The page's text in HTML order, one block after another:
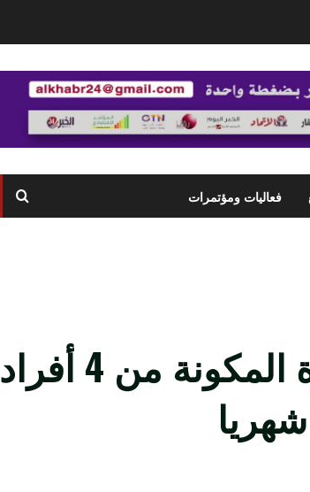
فعاليات ومؤتمرات
“الإحصاء”: الأسرة المكونة من 4 أفراد